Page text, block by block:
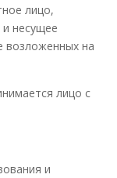
лицо,
несущее
возложенных на
лицо с
и